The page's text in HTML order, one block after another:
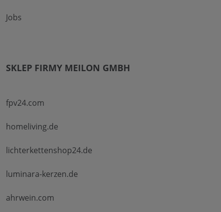
Jobs
SKLEP FIRMY MEILON GMBH
fpv24.com
homeliving.de
lichterkettenshop24.de
luminara-kerzen.de
ahrwein.com